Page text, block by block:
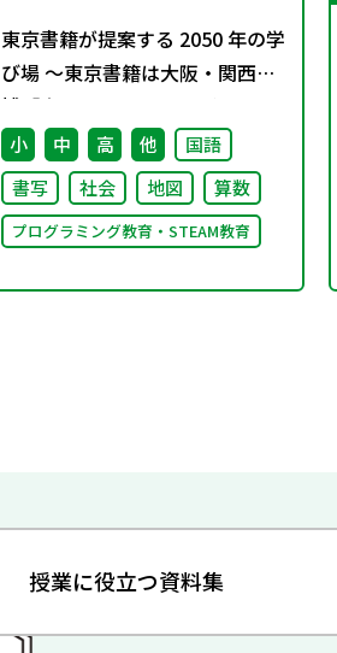
東京書籍が提案する 2050 年の学
び場 ～東京書籍は大阪・関西万
博「大阪ヘルスケア パビリオ
ン」に出展・協賛します～
小 中 高 他
国語
書写
社会 地図 算数
プログラミング教育・STEAM教育
授業に役立つ資料集